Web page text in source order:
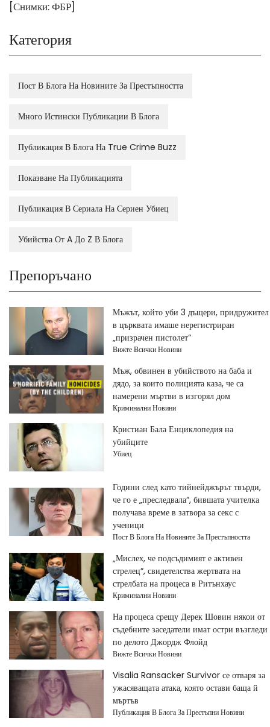
[Снимки: ФБР]
Категория
Пост В Блога На Новините За Престъпността
Много Истински Публикации В Блога
Публикация В Блога На True Crime Buzz
Показване На Публикацията
Публикация В Сериала На Сериен Убиец
Убийства От A До Z В Блога
Препоръчано
Мъжът, който уби 3 дъщери, придружител
в църквата имаше нерегистриран
„призрачен пистолет“
Вижте Всички Новини
Мъж, обвинен в убийството на баба и
дядо, за които полицията каза, че са
намерени мъртви в изгорял дом
Криминални Новини
Кристиан Бала Енциклопедия на
убийците
Убиец
Години след като тийнейджърът твърди,
че го е „преследвала“, бившата учителка
получава време в затвора за секс с
ученици
Пост В Блога На Новините За Престъпността
„Мислех, че подсъдимият е активен
стрелец“, свидетелства жертвата на
стрелбата на процеса в Ритънхаус
Криминални Новини
На процеса срещу Дерек Шовин някои от
съдебните заседатели имат остри възгледи
по делото Джордж Флойд
Вижте Всички Новини
Visalia Ransacker Survivor се отваря за
ужасяващата атака, която остави баща й
мъртъв
Публикация В Блога За Престъпни Новини